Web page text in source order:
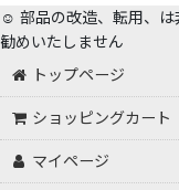
☺️ 部品の改造、転用、は
勧めいたしません
トップページ
ショッピングカート
マイページ